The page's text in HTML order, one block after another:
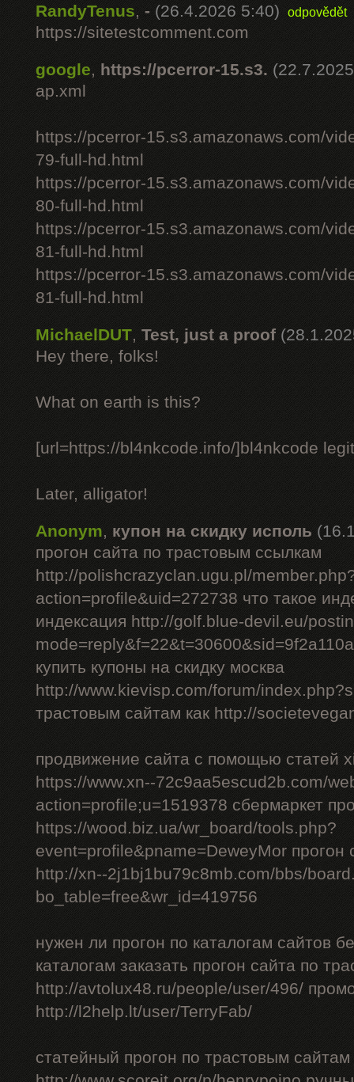
RandyTenus, - (26.4.2026 5:40) odpovědět
https://sitetestcomment.com
google, https://pcerror-15.s3.
ap.xml
https://pcerror-15.s3.amazonaws.com/
79-full-hd.html
https://pcerror-15.s3.amazonaws.com/
80-full-hd.html
https://pcerror-15.s3.amazonaws.com/
81-full-hd.html
https://pcerror-15.s3.amazonaws.com/
81-full-hd.html
MichaelDUT, Test, just a proof
Hey there, folks!
What on earth is this?
[url=https://bl4nkcode.info/]bl4nkcode
Later, alligator!
Anonym, купон на скидку исполь
прогон сайта по трастовым ссылкам
http://polishcrazyclan.ugu.pl/
action=profile&uid=272738 что такое
индексация http://golf.blue-devil.eu/
купить купоны на скидку москва
http://www.kievisp.com/forum/
трастовым сайтам как http://
продвижение сайта с помощью статей
https://www.xn--72c9aa5escud2b.com/
action=profile;u=1519378 сбермаркет
https://wood.biz.ua/wr_board/tools.php?
event=profile&pname=DeweyMor
http://xn--2j1bj1bu79c8mb.com/bbs/
bo_table=free&wr_id=419756
нужен ли прогон по каталогам сайтов
каталогам заказать прогон сайта по
http://avtolux48.ru/people/user/496/
http://l2help.lt/user/TerryFab/
статейный прогон по трастовым сайтам